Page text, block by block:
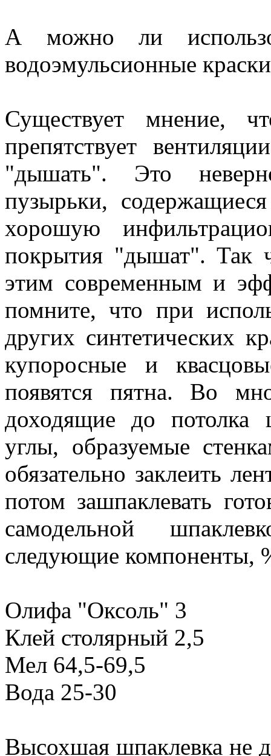
А можно ли
водоэмульсионные
Существует мнение,
препятствует
"дышать". Это
пузырьки,
хорошую
покрытия "дышат". Так
этим современным и
помните, что при
других синтетических
купоросные и
появятся пятна. Во
доходящие до потолка
углы, образуемые
обязательно заклеить
потом зашпаклевать
самодельной
следующие компоненты,
Олифа "Оксоль" 3
Клей столярный 2,5
Мел 64,5-69,5
Вода 25-30
Высохшая шпаклевка не